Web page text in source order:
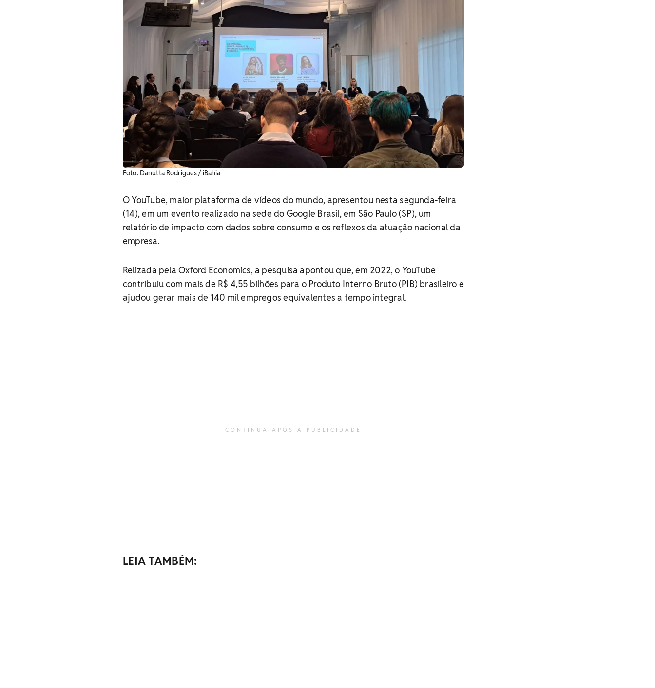
Foto: Danutta Rodrigues / iBahia
O YouTube, maior plataforma de vídeos do mundo, apresentou nesta segunda-feira
(14), em um evento realizado na sede do Google Brasil, em São Paulo (SP), um
relatório de impacto com dados sobre consumo e os reflexos da atuação nacional da
empresa.
Relizada pela Oxford Economics, a pesquisa apontou que, em 2022, o YouTube
contribuiu com mais de R$ 4,55 bilhões para o Produto Interno Bruto (PIB) brasileiro e
ajudou gerar mais de 140 mil empregos equivalentes a tempo integral.
CONTINUA APÓS A PUBLICIDADE
LEIA TAMBÉM: